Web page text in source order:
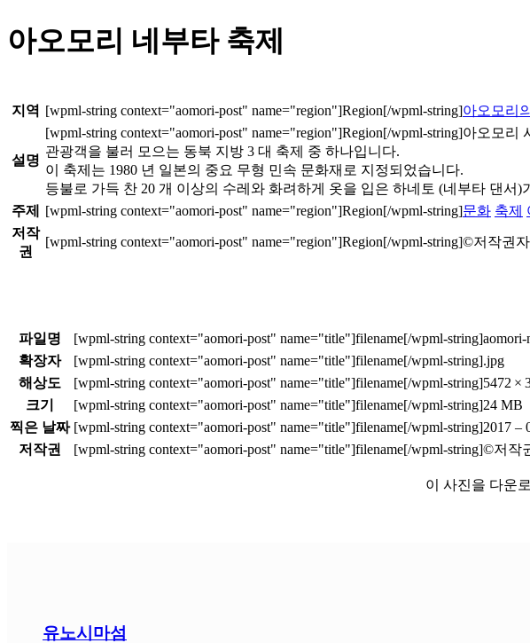
아오모리 네부타 축제
지역 아오모리
설명
아오모리
관광객을 불러 모으는 동북 지방 3 대 축제 중 하나입니다.
이 축제는 1980 년 일본의 중요 무형 민속 문화재로 지정되었습니다.
등불로 가득 찬 20 개 이상의 수레와 화려하게 옷을 입은 하네토 (네부타 댄
주제
문화 축제
저작
권
©저작권자
파일명
aomori-
확장자
.jpg
해상도
5472 ×
크기
24 MB
찍은 날짜
2017 –
저작권
©저작
이 사진을 다운
유노시마섬